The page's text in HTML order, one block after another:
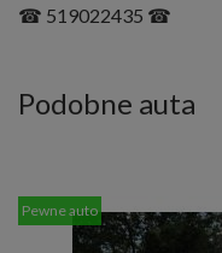
☎ 519022435 ☎
Podobne auta
Pewne auto